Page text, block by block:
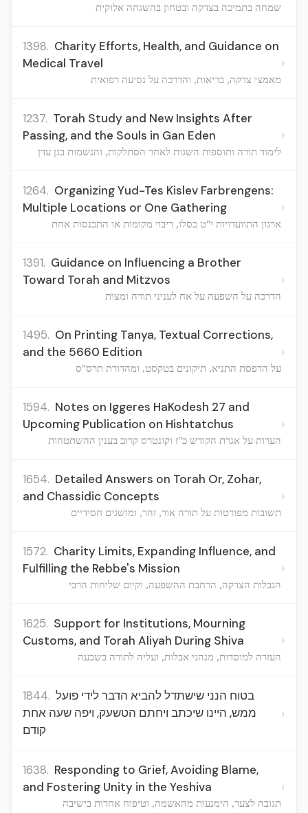
שמחה בתמיכה בצדקה ובטחון בהשגחה אלוקית
1398. Charity Efforts, Health, and Guidance on
Medical Travel
מאמצי צדקה, בריאות, והדרכה על נסיעה רפואית
›
1237. Torah Study and New Insights After
Passing, and the Souls in Gan Eden
לימוד תורה ותוספות השגות לאחר הסתלקות, והנשמות בגן עדן
›
1264. Organizing Yud-Tes Kislev Farbrengens:
Multiple Locations or One Gathering
ארגון התוועדויות י"ט כסלו, ריבוי מקומות או התכנסות אחת
›
1391. Guidance on Influencing a Brother
Toward Torah and Mitzvos
הדרכה על השפעה על אח לעניני תורה ומצות
›
1495. On Printing Tanya, Textual Corrections,
and the 5660 Edition
על הדפסת התניא, תיקונים בטקסט, ומהדורת תרס"ס
›
1594. Notes on Iggeres HaKodesh 27 and
Upcoming Publication on Hishtatchus
הערות על אגרת הקודש כ"ז וקונטרס קרוב בענין ההשתטחות
›
1654. Detailed Answers on Torah Or, Zohar,
and Chassidic Concepts
תשובות מפורטות על תורה אור, זהר, ומושגים חסידיים
›
1572. Charity Limits, Expanding Influence, and
Fulfilling the Rebbe's Mission
הגבלות הצדקה, הרחבת ההשפעה, וקיום שליחות הרבי
›
1625. Support for Institutions, Mourning
Customs, and Torah Aliyah During Shiva
העזרה למוסדות, מנהגי אבלות, ועליה לתורה בשבעה
›
1844.
ממש, היינו שיכתב ויחתם הטשעק, ויפה שעה אחת
קודם
›
1638. Responding to Grief, Avoiding Blame,
and Fostering Unity in the Yeshiva
תגובה לצער, הימנעות מהאשמה, וטיפוח אחדות בישיבה
›